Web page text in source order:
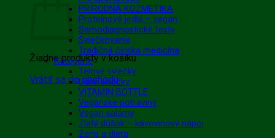
Žiadne produkty v košíku.
Vrátiť sa do obchodu
PRÍRODNÁ KOZMETIKA
Proteínové jedlá – vegan
Samodiagnostické testy
Sviečkovanie
Tradičná čínska medicína
Kategórie
Telové sviečky
Ušné sviečky
VITAMIN BOTTLE
Vegánske potraviny
Vegan salámy
Zlatý dúšok – kávovinový nápoj
Žena a dieťa